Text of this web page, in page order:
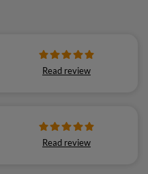
Read review
Read review